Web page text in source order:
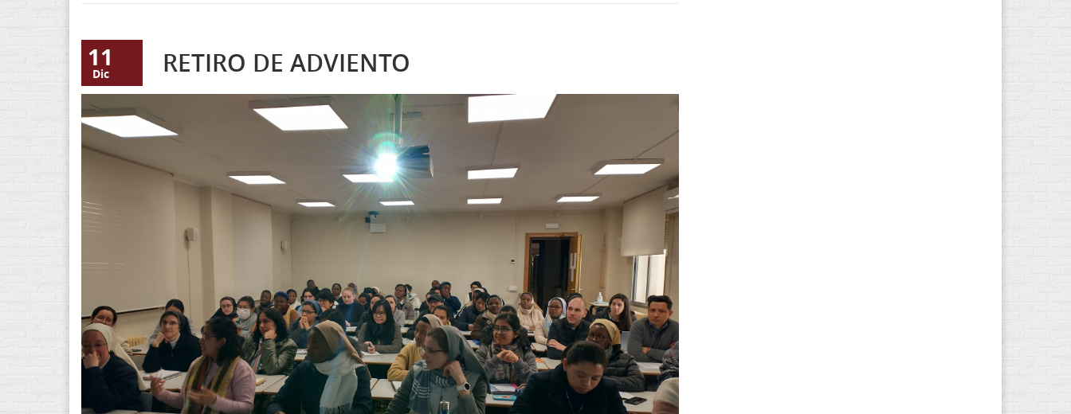
11
Dic RETIRO DE ADVIENTO
7b84768e-1d79-4d6e-8e9e-74f23ad4a854.jpg